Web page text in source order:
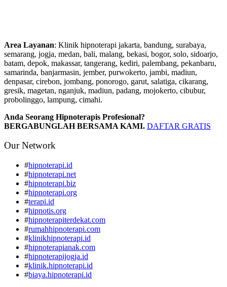
Area Layanan: Klinik hipnoterapi jakarta, bandung, surabaya,
semarang, jogja, medan, bali, malang, bekasi, bogor, solo, sidoarjo,
batam, depok, makassar, tangerang, kediri, palembang, pekanbaru,
samarinda, banjarmasin, jember, purwokerto, jambi, madiun,
denpasar, cirebon, jombang, ponorogo, garut, salatiga, cikarang,
gresik, magetan, nganjuk, madiun, padang, mojokerto, cibubur,
probolinggo, lampung, cimahi.
Anda Seorang Hipnoterapis Profesional?
BERGABUNGLAH BERSAMA KAMI. DAFTAR GRATIS
Our Network
#hipnoterapi.id
#hipnoterapi.net
#hipnoterapi.biz
#hipnoterapi.org
#terapi.id
#hipnotis.org
#hipnoterapiterdekat.com
#rumahhipnoterapi.com
#klinikhipnoterapi.id
#hipnoterapianak.com
#hipnoterapijogja.id
#klinik.hipnoterapi.id
#biaya.hipnoterapi.id